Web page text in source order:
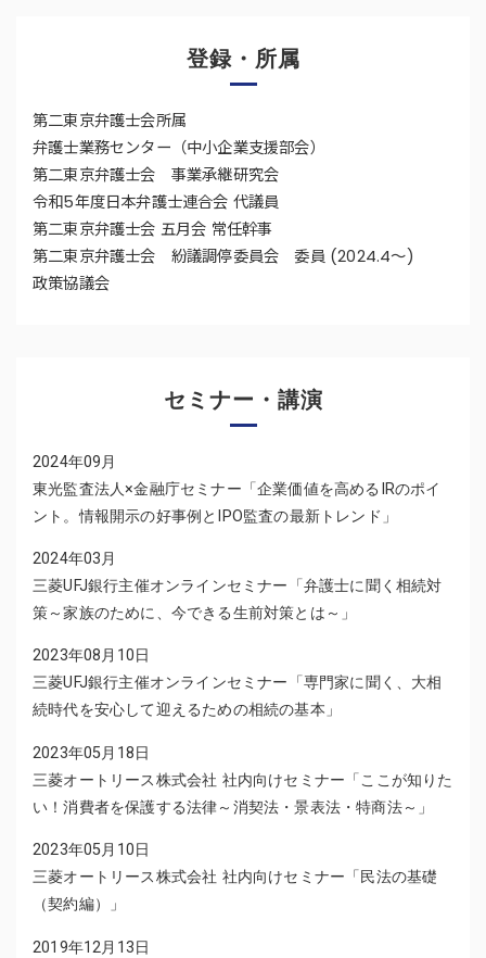
登録・所属
第二東京弁護士会所属
弁護士業務センター（中小企業支援部会）
第二東京弁護士会 事業承継研究会
令和5年度日本弁護士連合会 代議員
第二東京弁護士会 五月会 常任幹事
第二東京弁護士会 紛議調停委員会 委員 (2024.4～)
政策協議会
セミナー・講演
2024年09月
東光監査法人×金融庁セミナー「企業価値を高めるIRのポイ
ント。情報開示の好事例とIPO監査の最新トレンド」
2024年03月
三菱UFJ銀行主催オンラインセミナー「弁護士に聞く相続対
策～家族のために、今できる生前対策とは～」
2023年08月10日
三菱UFJ銀行主催オンラインセミナー「専門家に聞く、大相
続時代を安心して迎えるための相続の基本」
2023年05月18日
三菱オートリース株式会社 社内向けセミナー「ここが知りた
い！消費者を保護する法律～消契法・景表法・特商法～」
2023年05月10日
三菱オートリース株式会社 社内向けセミナー「民法の基礎
（契約編）」
2019年12月13日